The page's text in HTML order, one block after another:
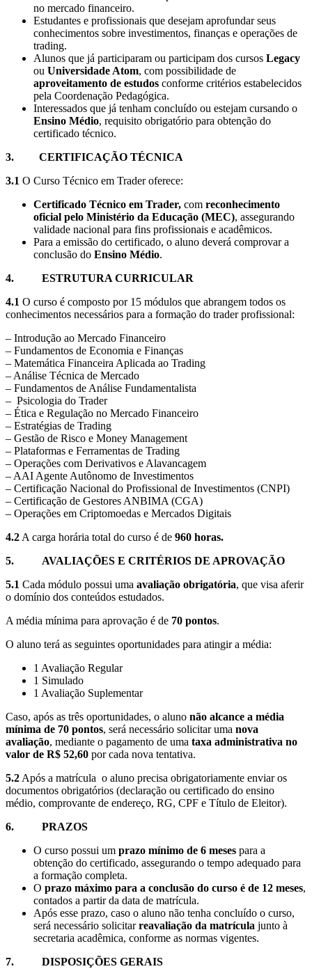
no mercado financeiro.
Estudantes e profissionais que desejam aprofundar seus
conhecimentos sobre investimentos, finanças e operações de
trading.
Alunos que já participaram ou participam dos cursos Legacy
ou Universidade Atom, com possibilidade de
aproveitamento de estudos conforme critérios estabelecidos
pela Coordenação Pedagógica.
Interessados que já tenham concluído ou estejam cursando o
Ensino Médio, requisito obrigatório para obtenção do
certificado técnico.
3. CERTIFICAÇÃO TÉCNICA
3.1 O Curso Técnico em Trader oferece:
Certificado Técnico em Trader, com reconhecimento
oficial pelo Ministério da Educação (MEC), assegurando
validade nacional para fins profissionais e acadêmicos.
Para a emissão do certificado, o aluno deverá comprovar a
conclusão do Ensino Médio.
4. ESTRUTURA CURRICULAR
4.1 O curso é composto por 15 módulos que abrangem todos os
conhecimentos necessários para a formação do trader profissional:
– Introdução ao Mercado Financeiro
– Fundamentos de Economia e Finanças
– Matemática Financeira Aplicada ao Trading
– Análise Técnica de Mercado
– Fundamentos de Análise Fundamentalista
– Psicologia do Trader
– Ética e Regulação no Mercado Financeiro
– Estratégias de Trading
– Gestão de Risco e Money Management
– Plataformas e Ferramentas de Trading
– Operações com Derivativos e Alavancagem
– AAI Agente Autônomo de Investimentos
– Certificação Nacional do Profissional de Investimentos (CNPI)
– Certificação de Gestores ANBIMA (CGA)
– Operações em Criptomoedas e Mercados Digitais
4.2 A carga horária total do curso é de 960 horas.
5. AVALIAÇÕES E CRITÉRIOS DE APROVAÇÃO
5.1 Cada módulo possui uma avaliação obrigatória, que visa aferir
o domínio dos conteúdos estudados.
A média mínima para aprovação é de 70 pontos.
O aluno terá as seguintes oportunidades para atingir a média:
1 Avaliação Regular
1 Simulado
1 Avaliação Suplementar
Caso, após as três oportunidades, o aluno não alcance a média
mínima de 70 pontos, será necessário solicitar uma nova
avaliação, mediante o pagamento de uma taxa administrativa no
valor de R$ 52,60 por cada nova tentativa.
5.2 Após a matrícula o aluno precisa obrigatoriamente enviar os
documentos obrigatórios (declaração ou certificado do ensino
médio, comprovante de endereço, RG, CPF e Título de Eleitor).
6. PRAZOS
O curso possui um prazo mínimo de 6 meses para a
obtenção do certificado, assegurando o tempo adequado para
a formação completa.
O prazo máximo para a conclusão do curso é de 12 meses,
contados a partir da data de matrícula.
Após esse prazo, caso o aluno não tenha concluído o curso,
será necessário solicitarreavaliação da matrícula junto à
secretaria acadêmica, conforme as normas vigentes.
7. DISPOSIÇÕES GERAIS